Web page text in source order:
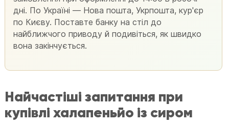
дні. По Україні — Нова пошта, Укрпошта, кур'єр
по Києву. Поставте банку на стіл до
найближчого приводу й подивіться, як швидко
вона закінчується.
Найчастіші запитання при
купівлі халапеньйо із сиром